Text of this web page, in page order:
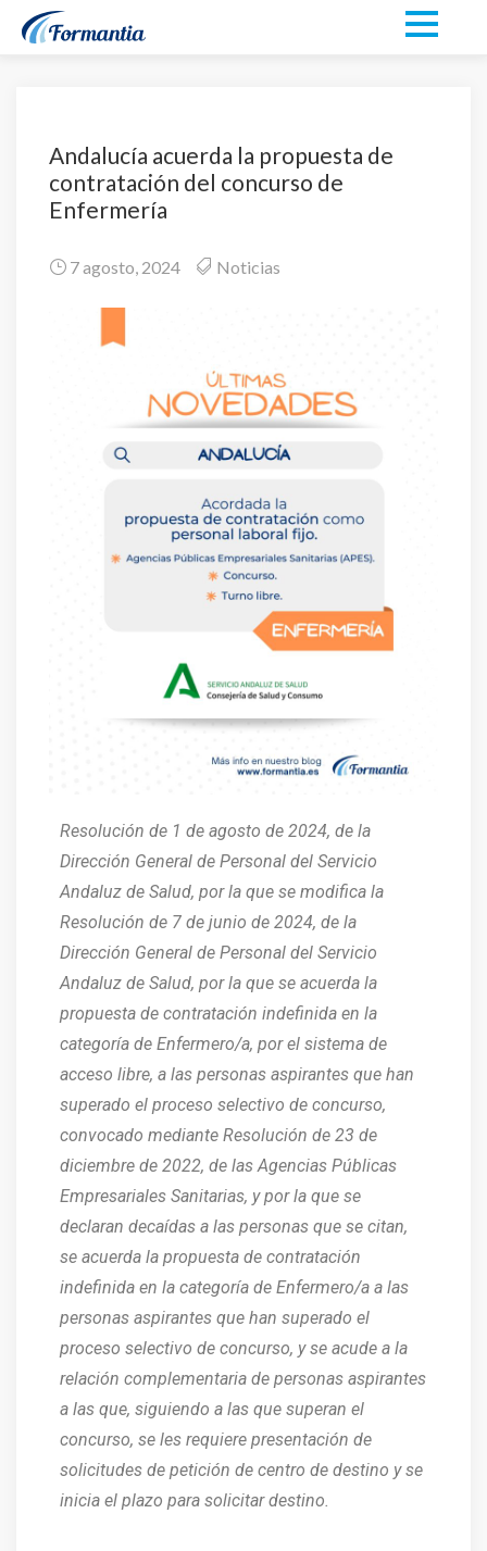
Andalucía acuerda la propuesta de
contratación del concurso de
Enfermería
7 agosto, 2024 Noticias
Resolución de 1 de agosto de 2024, de la
Dirección General de Personal del Servicio
Andaluz de Salud, por la que se modifica la
Resolución de 7 de junio de 2024, de la
Dirección General de Personal del Servicio
Andaluz de Salud, por la que se acuerda la
propuesta de contratación indefinida en la
categoría de Enfermero/a, por el sistema de
acceso libre, a las personas aspirantes que han
superado el proceso selectivo de concurso,
convocado mediante Resolución de 23 de
diciembre de 2022, de las Agencias Públicas
Empresariales Sanitarias, y por la que se
declaran decaídas a las personas que se citan,
se acuerda la propuesta de contratación
indefinida en la categoría de Enfermero/a a las
personas aspirantes que han superado el
proceso selectivo de concurso, y se acude a la
relación complementaria de personas aspirantes
a las que, siguiendo a las que superan el
concurso, se les requiere presentación de
solicitudes de petición de centro de destino y se
inicia el plazo para solicitar destino.